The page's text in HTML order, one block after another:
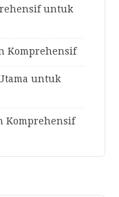
untuk
Komprehensif
untuk
Komprehensif